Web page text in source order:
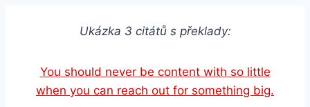
Ukázka 3 citátů s překlady:
You should never be content with so little
when you can reach out for something big.